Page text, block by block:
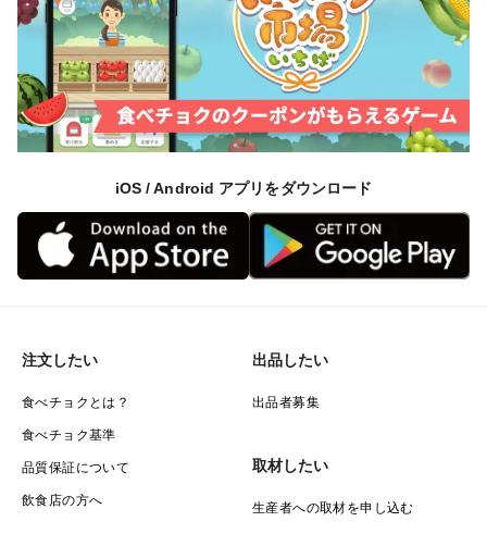
iOS / Android アプリをダウンロード
注文したい
食べチョクとは？
食べチョク基準
品質保証について
飲食店の方へ
出品したい
出品者募集
取材したい
生産者への取材を申し込む